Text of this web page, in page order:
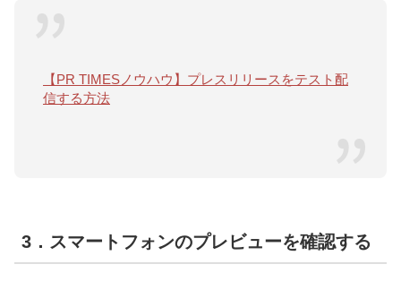
【PR TIMESノウハウ】プレスリリースをテスト配
信する方法
3．スマートフォンのプレビューを確認する